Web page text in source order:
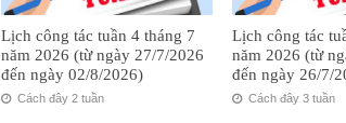
Lịch công tác tuần 4 tháng 7
năm 2026 (từ ngày 27/7/2026
đến ngày 02/8/2026)
Cách đây 2 tuần
Lịch công tác
năm 2026 (từ
đến ngày 26/7/
Cách đây 3 tuần